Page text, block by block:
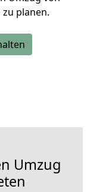
planen.
Umzug